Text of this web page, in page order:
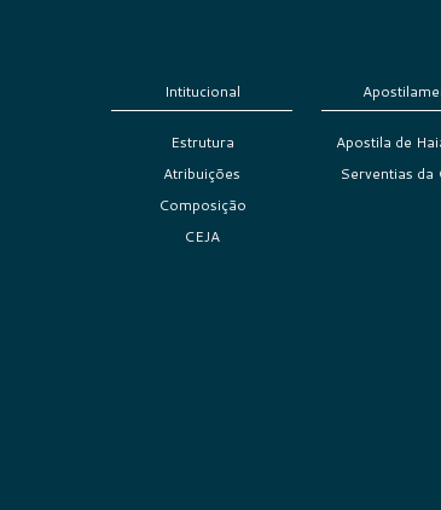
Intitucional
Estrutura
Atribuições
Composição
CEJA
Apostila de
Serventias da